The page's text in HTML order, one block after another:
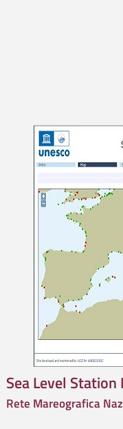
Sea Level
Rete Mareografica